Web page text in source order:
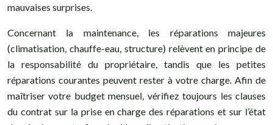
mauvaises surprises.
Concernant la maintenance, les réparations majeures
(climatisation, chauffe-eau, structure) relèvent en principe de
la responsabilité du propriétaire, tandis que les petites
réparations courantes peuvent rester à votre charge. Afin de
maîtriser votre budget mensuel, vérifiez toujours les clauses
du contrat sur la prise en charge des réparations et sur l’état